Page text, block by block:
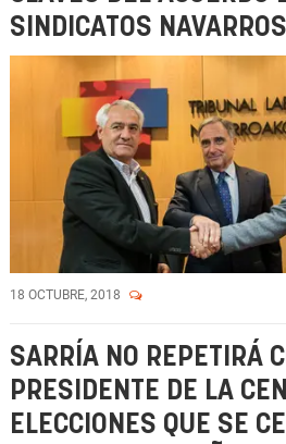
SINDICATOS NAVARROS
18 OCTUBRE, 2018
SARRÍA NO REPETIRÁ
PRESIDENTE DE LA
ELECCIONES QUE SE